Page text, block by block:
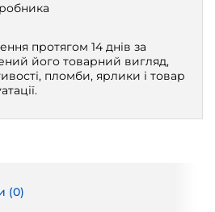
протягом 14 днів за
його товарний вигляд,
пломби, ярлики і товар
(0)